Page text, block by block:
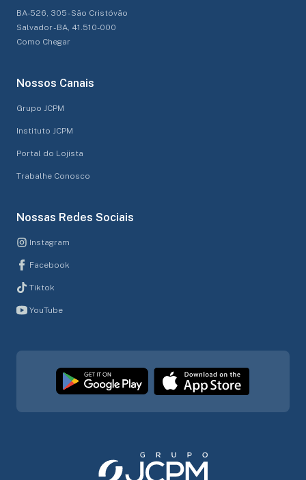
BA-526, 305 - São Cristóvão
Salvador - BA, 41.510-000
Como Chegar
Nossos Canais
Grupo JCPM
Instituto JCPM
Portal do Lojista
Trabalhe Conosco
Nossas Redes Sociais
Instagram
Facebook
Tiktok
YouTube